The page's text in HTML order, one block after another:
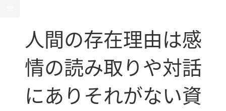
人間の存在理由は感
情の読み取りや対話
にありそれがない資